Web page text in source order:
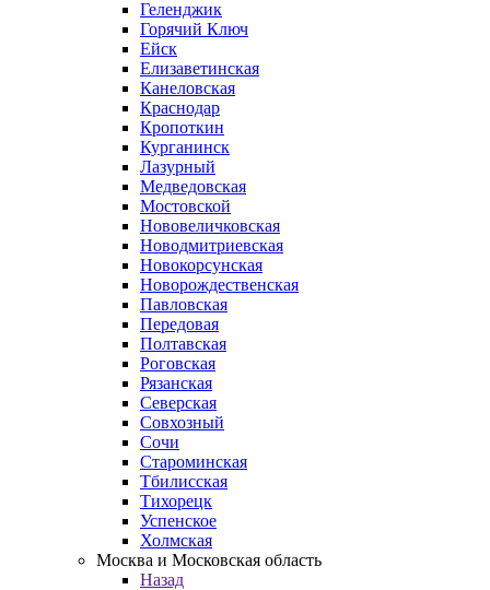
Геленджик
Горячий Ключ
Ейск
Елизаветинская
Канеловская
Краснодар
Кропоткин
Курганинск
Лазурный
Медведовская
Мостовской
Нововеличковская
Новодмитриевская
Новокорсунская
Новорождественская
Павловская
Передовая
Полтавская
Роговская
Рязанская
Северская
Совхозный
Сочи
Староминская
Тбилисская
Тихорецк
Успенское
Холмская
Москва и Московская область
Назад